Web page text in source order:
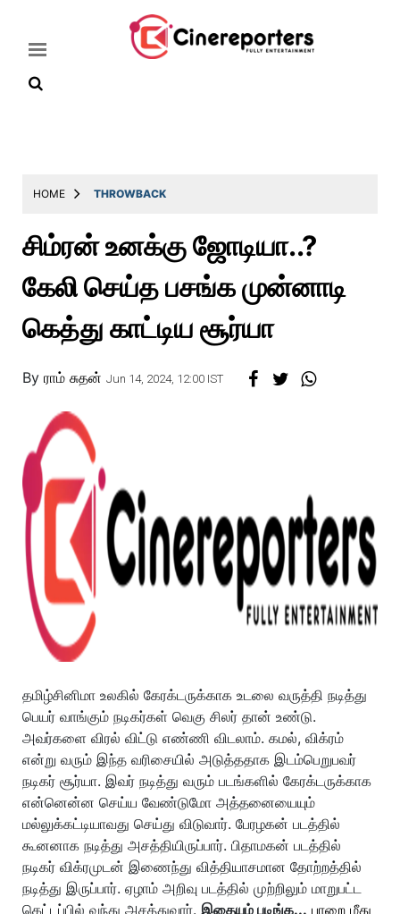
Latest
Throwback
Television
Reviews
Photos
Story
HOME THROWBACK
சிம்ரன் உனக்கு ஜோடியா..?
கேலி செய்த பசங்க முன்னாடி
கெத்து காட்டிய சூர்யா
By ராம் சுதன் Jun 14, 2024, 12:00 IST
தமிழ்சினிமா உலகில் கேரக்டருக்காக உடலை வருத்தி நடித்து
பெயர் வாங்கும் நடிகர்கள் வெகு சிலர் தான் உண்டு.
அவர்களை விரல் விட்டு எண்ணி விடலாம். கமல், விக்ரம்
என்று வரும் இந்த வரிசையில் அடுத்ததாக இடம்பெறுபவர்
நடிகர் சூர்யா. இவர் நடித்து வரும் படங்களில் கேரக்டருக்காக
என்னென்ன செய்ய வேண்டுமோ அத்தனையையும்
மல்லுக்கட்டியாவது செய்து விடுவார். பேரழகன் படத்தில்
கூனனாக நடித்து அசத்தியிருப்பார். பிதாமகன் படத்தில்
நடிகர் விக்ரமுடன் இணைந்து வித்தியாசமான தோற்றத்தில்
நடித்து இருப்பார். ஏழாம் அறிவு படத்தில் முற்றிலும் மாறுபட்ட
கெட்டப்பில் வந்து அசத்துவார். இதையும் படிங்க... பாறை மீது